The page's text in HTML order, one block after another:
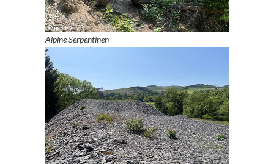
Alpine Serpentinen